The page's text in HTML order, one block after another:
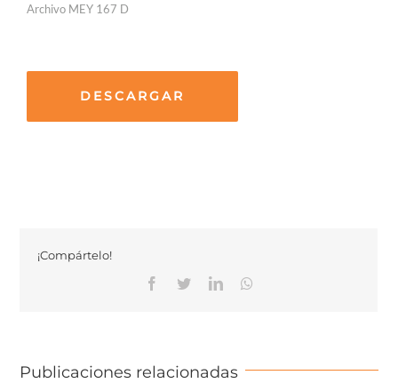
Archivo MEY 167 D
DESCARGAR
¡Compártelo!
Facebook
TwitterLinkedinWhatsapp
Publicaciones relacionadas